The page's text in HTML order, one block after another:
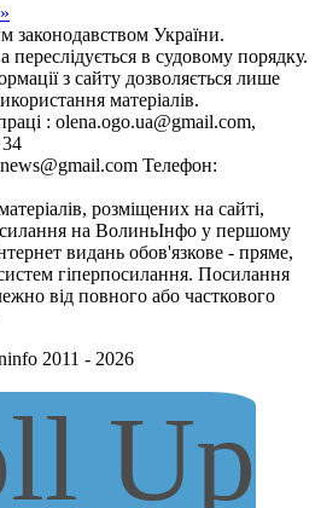
законодавством України.
в судовому порядку.
з сайту дозволяється лише
матеріалів.
: olena.ogo.ua@gmail.com,
Телефон:
розміщених на сайті,
на ВолиньІнфо у першому
видань обов'язкове - пряме,
гіперпосилання. Посилання
від повного або часткового
2011 - 2026
Up